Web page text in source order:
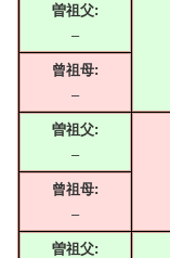
曽祖父:
–
曾祖母:
–
曽祖父:
–
曾祖母:
–
曽祖父: